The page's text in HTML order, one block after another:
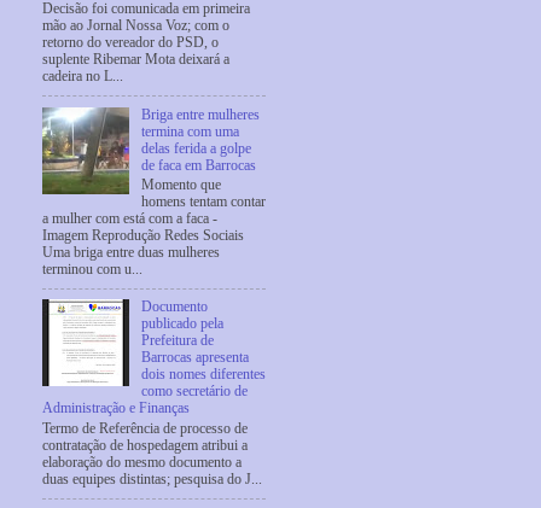
Decisão foi comunicada em primeira
mão ao Jornal Nossa Voz; com o
retorno do vereador do PSD, o
suplente Ribemar Mota deixará a
cadeira no L...
Briga entre mulheres
termina com uma
delas ferida a golpe
de faca em Barrocas
Momento que
homens tentam contar
a mulher com está com a faca -
Imagem Reprodução Redes Sociais
Uma briga entre duas mulheres
terminou com u...
Documento
publicado pela
Prefeitura de
Barrocas apresenta
dois nomes diferentes
como secretário de
Administração e Finanças
Termo de Referência de processo de
contratação de hospedagem atribui a
elaboração do mesmo documento a
duas equipes distintas; pesquisa do J...